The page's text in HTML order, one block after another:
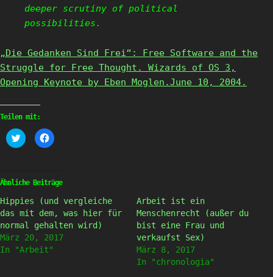
deeper scrutiny of political
possibilities.
„Die Gedanken Sind Frei“: Free Software and the
Struggle for Free Thought. Wizards of OS 3,
Opening Keynote by Eben Moglen.June 10, 2004.
Teilen mit:
Klick,
um
(Wird
in
Fenster
geöffnet)
Klick,
um
(Wird
in
Fenster
geöffnet)
Ähnliche Beiträge
Hippies (und vergleiche
das mit dem, was hier für
normal gehalten wird)
März 20, 2017
In "Arbeit"
Arbeit ist ein
Menschenrecht (außer du
bist eine Frau und
verkaufst Sex)
März 8, 2017
In "chronologia"